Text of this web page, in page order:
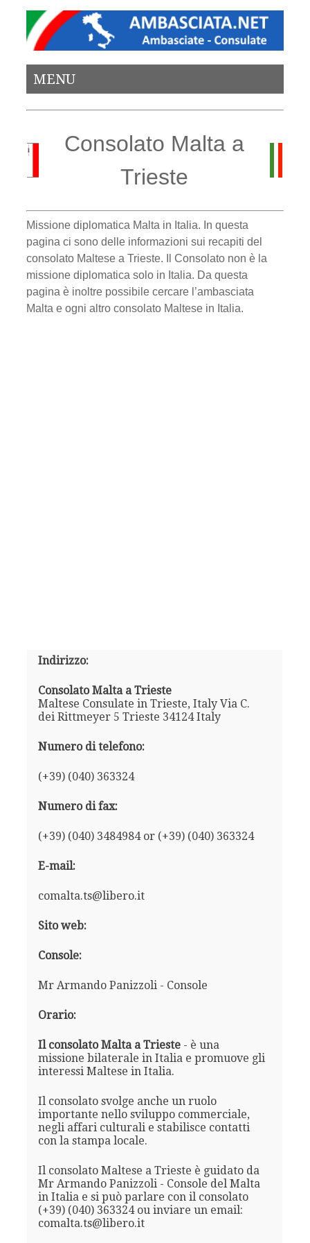
MENU
Consolato Malta a
Trieste
Missione diplomatica Malta in Italia. In questa
pagina ci sono delle informazioni sui recapiti del
consolato Maltese a Trieste. Il Consolato non è la
missione diplomatica solo in Italia. Da questa
pagina è inoltre possibile cercare l’ambasciata
Malta e ogni altro consolato Maltese in Italia.
Indirizzo:
Consolato Malta a Trieste
Maltese Consulate in Trieste, Italy Via C.
dei Rittmeyer 5 Trieste 34124 Italy
Numero di telefono:
(+39) (040) 363324
Numero di fax:
(+39) (040) 3484984 or (+39) (040) 363324
E-mail:
comalta.ts@libero.it
Sito web:
Console:
Mr Armando Panizzoli - Console
Orario:
Il consolato Malta a Trieste- è una
missione bilaterale in Italia e promuove gli
interessi Maltese in Italia.
Il consolato svolge anche un ruolo
importante nello sviluppo commerciale,
negli affari culturali e stabilisce contatti
con la stampa locale.
Il consolato Maltese a Trieste è guidato da
Mr Armando Panizzoli - Console del Malta
in Italia e si può parlare con il consolato
(+39) (040) 363324 ou inviare un email:
comalta.ts@libero.it